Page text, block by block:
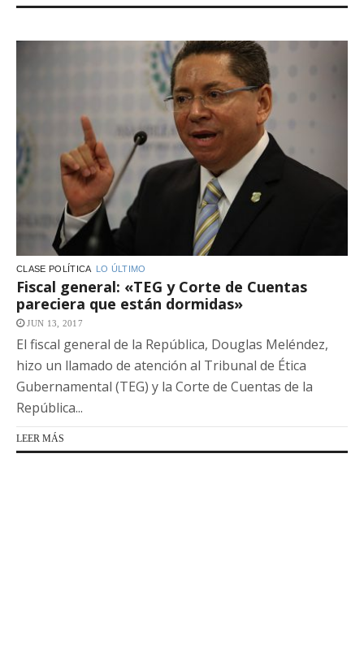
CLASE POLÍTICA LO ÚLTIMO
Fiscal general: «TEG y Corte de Cuentas
pareciera que están dormidas»
JUN 13, 2017
El fiscal general de la República, Douglas Meléndez,
hizo un llamado de atención al Tribunal de Ética
Gubernamental (TEG) y la Corte de Cuentas de la
República...
LEER MÁS